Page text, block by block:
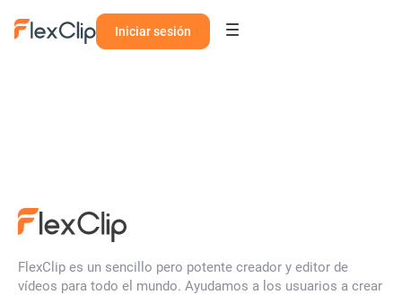
Iniciar sesión
FlexClip es un sencillo pero potente creador y editor de
vídeos para todo el mundo. Ayudamos a los usuarios a crear